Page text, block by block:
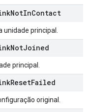
NotInContact
principal.
NotJoined
principal.
ResetFailed
original.